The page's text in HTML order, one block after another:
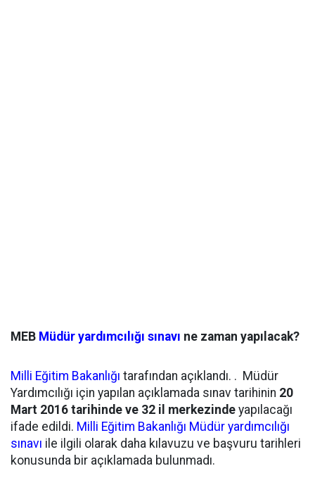
MEB Müdür yardımcılığı sınavı ne zaman yapılacak?
Milli Eğitim Bakanlığı tarafından açıklandı. . Müdür
Yardımcılığı için yapılan açıklamada sınav tarihinin 20
Mart 2016 tarihinde ve 32 il merkezinde yapılacağı
ifade edildi. Milli Eğitim Bakanlığı Müdür yardımcılığı
sınavı ile ilgili olarak daha kılavuzu ve başvuru tarihleri
konusunda bir açıklamada bulunmadı.